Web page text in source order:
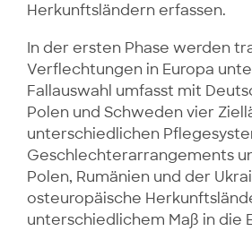
Herkunftsländern erfassen.
In der ersten Phase werden
Verflechtungen in Europa
Fallauswahl umfasst mit
Polen und Schweden vier
unterschiedlichen
Geschlechterarrangements
Polen, Rumänien und der
osteuropäische
unterschiedlichem Maß in die